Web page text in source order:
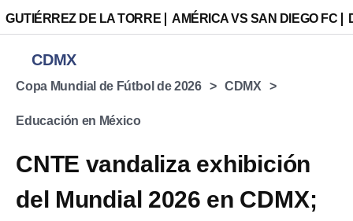
GUTIÉRREZ DE LA TORRE AMÉRICA VS SAN DIEGO FC
CDMX
Copa Mundial de Fútbol de 2026 CDMX
Educación en México
CNTE vandaliza exhibición
del Mundial 2026 en CDMX;